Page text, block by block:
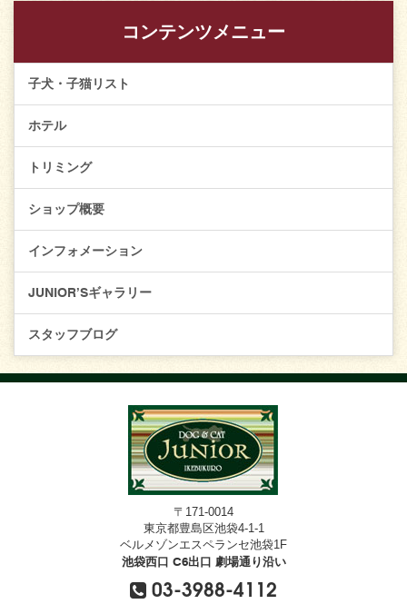
コンテンツメニュー
子犬・子猫リスト
ホテル
トリミング
ショップ概要
インフォメーション
JUNIOR’Sギャラリー
スタッフブログ
〒171-0014
東京都豊島区池袋4-1-1
ベルメゾンエスペランセ池袋1F
池袋西口 C6出口 劇場通り沿い
03-3988-4112